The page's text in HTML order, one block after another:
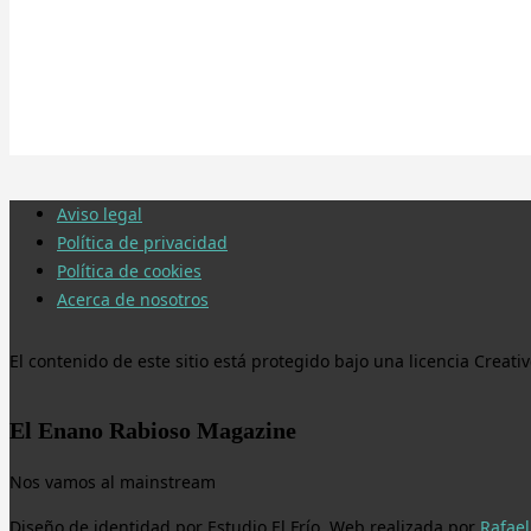
Aviso legal
Política de privacidad
Política de cookies
Acerca de nosotros
El contenido de este sitio está protegido bajo una licencia
El Enano Rabioso Magazine
Nos vamos al mainstream